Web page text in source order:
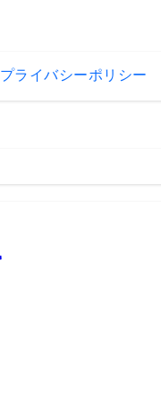
プライバシーポリシー